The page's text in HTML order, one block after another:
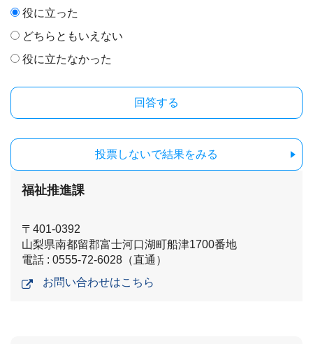
役に立った
どちらともいえない
役に立たなかった
投票しないで結果をみる
福祉推進課
〒401-0392
山梨県南都留郡富士河口湖町船津1700番地
電話 : 0555-72-6028（直通）
お問い合わせはこちら